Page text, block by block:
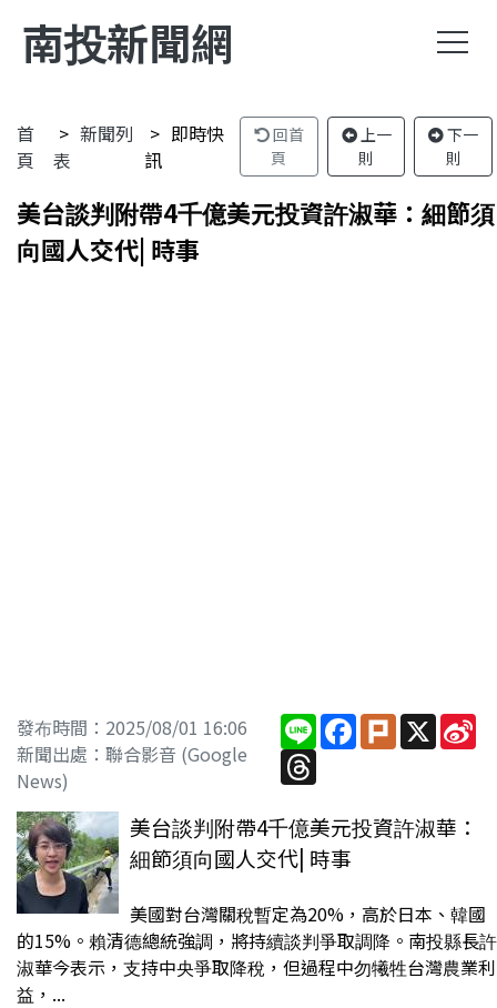
南投新聞網
首
頁
新聞列
表
即時快
訊
回首
頁
上一
則
下一
則
美台談判附帶4千億美元投資許淑華：細節須
向國人交代| 時事
發布時間：2025/08/01 16:06
新聞出處：聯合影音 (Google
News)
Line Facebook
PlurkX
Threads
美台談判附帶4千億美元投資許淑華：
細節須向國人交代| 時事
美國對台灣關稅暫定為20%，高於日本、韓國
的15%。賴清德總統強調，將持續談判爭取調降。南投縣長許
淑華今表示，支持中央爭取降稅，但過程中勿犧牲台灣農業利
益，...